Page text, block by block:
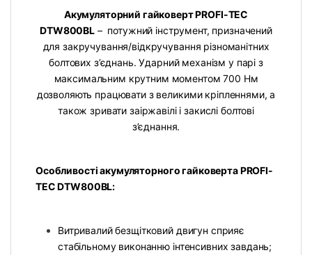
Акумуляторний гайковерт PROFI-TEC
DTW800BL– потужний інструмент, призначений
для закручування/відкручування різноманітних
болтових з’єднань. Ударний механізм у парі з
максимальним крутним моментом 700 Нм
дозволяють працювати з великими кріпленнями, а
також зривати заіржавілі і закислі болтові
з’єднання.
Особливості акумуляторного гайковерта PROFI-
TEC DTW800BL:
Витривалий безщітковий двигун сприяє
стабільному виконанню інтенсивних завдань;